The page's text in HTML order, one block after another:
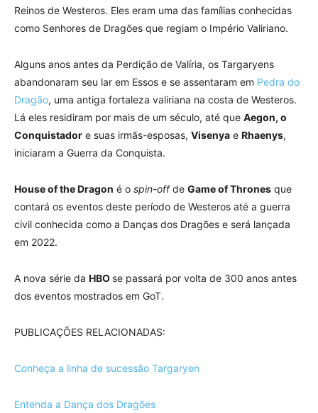
Reinos de Westeros. Eles eram uma das famílias conhecidas
como Senhores de Dragões que regiam o Império Valiriano.
Alguns anos antes da Perdição de Valíria, os Targaryens
abandonaram seu lar em Essos e se assentaram em Pedra do
Dragão, uma antiga fortaleza valiriana na costa de Westeros.
Lá eles residiram por mais de um século, até que Aegon, o
Conquistador e suas irmãs-esposas, Visenya e Rhaenys,
iniciaram a Guerra da Conquista.
House of the Dragon é o spin-offde Game of Thrones que
contará os eventos deste período de Westeros até a guerra
civil conhecida como a Danças dos Dragões e será lançada
em 2022.
A nova série da HBO se passará por volta de 300 anos antes
dos eventos mostrados em GoT.
PUBLICAÇÕES RELACIONADAS:
Conheça a linha de sucessão Targaryen
Entenda a Dança dos Dragões